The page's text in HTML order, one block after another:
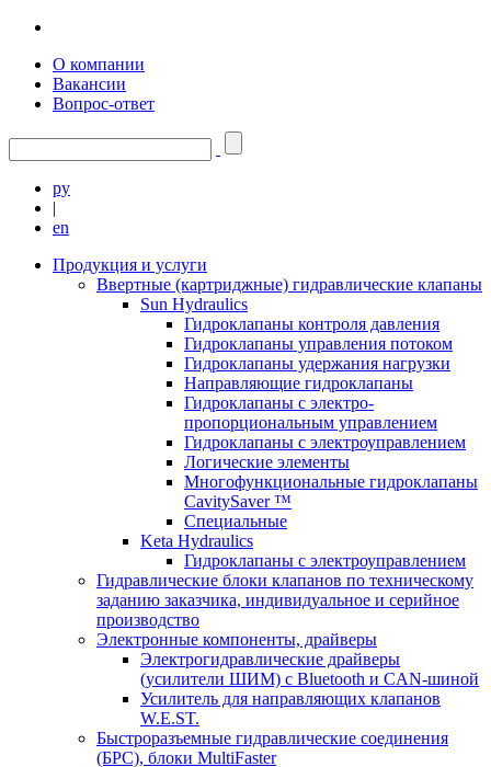
О компании
Вакансии
Вопрос-ответ
ру
|
en
Продукция и услуги
Ввертные (картриджные) гидравлические клапаны
Sun Hydraulics
Гидроклапаны контроля давления
Гидроклапаны управления потоком
Гидроклапаны удержания нагрузки
Направляющие гидроклапаны
Гидроклапаны с электро-
пропорциональным управлением
Гидроклапаны с электроуправлением
Логические элементы
Многофункциональные гидроклапаны
CavitySaver ™
Специальные
Keta Hydraulics
Гидроклапаны с электроуправлением
Гидравлические блоки клапанов по техническому
заданию заказчика, индивидуальное и серийное
производство
Электронные компоненты, драйверы
Электрогидравлические драйверы
(усилители ШИМ) с Bluetooth и CAN-шиной
Усилитель для направляющих клапанов
W.E.ST.
Быстроразъемные гидравлические соединения
(БРС), блоки MultiFaster